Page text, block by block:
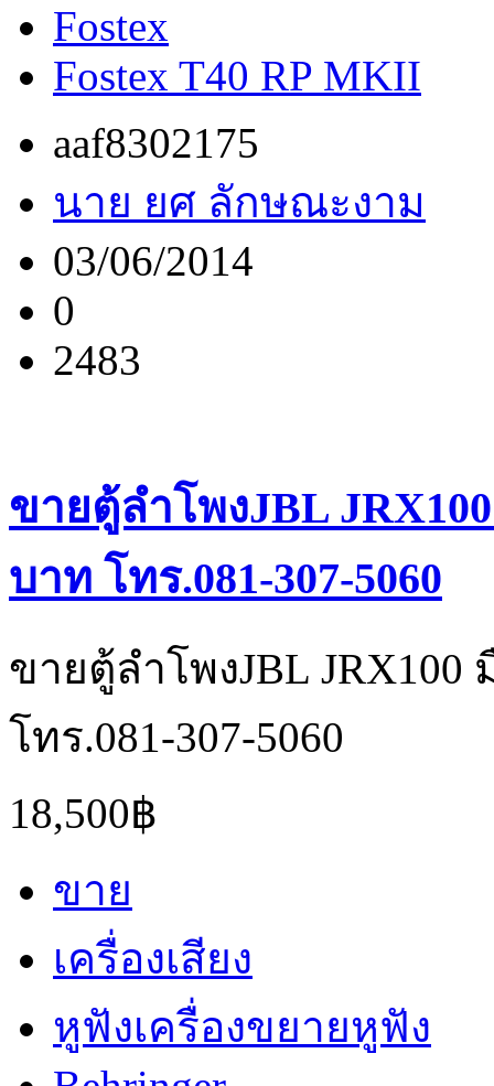
Fostex
Fostex T40 RP MKII
aaf8302175
นาย ยศ ลักษณะงาม
03/06/2014
0
2483
ขายตู้ลำโพงJBL
บาท โทร.081-307-5060
ขายตู้ลำโพงJBL
โทร.081-307-5060
18,500฿
ขาย
เครื่องเสียง
หูฟังเครื่องขยายหูฟัง